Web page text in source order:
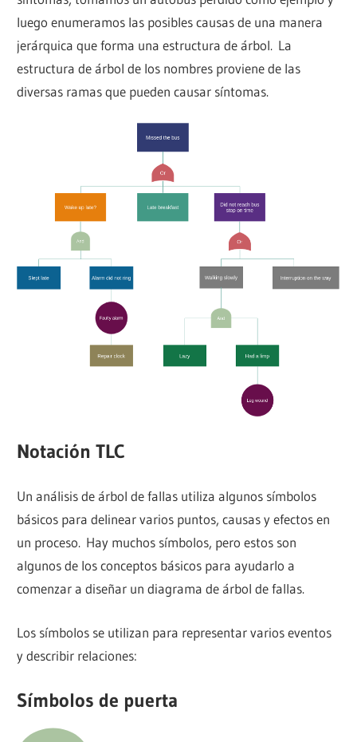
luego enumeramos las posibles causas de una manera
jerárquica que forma una estructura de árbol. La
estructura de árbol de los nombres proviene de las
diversas ramas que pueden causar síntomas.
Notación TLC
Un análisis de árbol de fallas utiliza algunos símbolos
básicos para delinear varios puntos, causas y efectos en
un proceso. Hay muchos símbolos, pero estos son
algunos de los conceptos básicos para ayudarlo a
comenzar a diseñar un diagrama de árbol de fallas.
Los símbolos se utilizan para representar varios eventos
y describir relaciones:
Símbolos de puerta